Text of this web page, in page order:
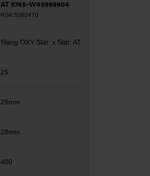
AT 5745-W45999904
RSK 5060470
Slang OXY Slät. x Slät. AT
25
28mm
28mm
400